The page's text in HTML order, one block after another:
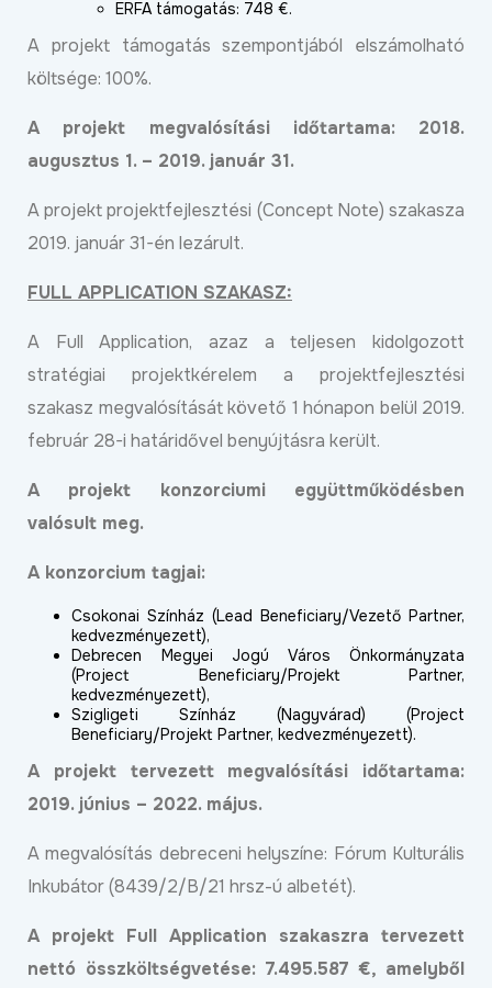
ERFA támogatás: 748 €.
A projekt támogatás szempontjából elszámolható
költsége: 100%.
A projekt megvalósítási időtartama: 2018.
augusztus 1. – 2019. január 31.
A projekt projektfejlesztési (Concept Note) szakasza
2019. január 31-én lezárult.
FULL APPLICATION SZAKASZ:
A Full Application, azaz a teljesen kidolgozott
stratégiai projektkérelem a projektfejlesztési
szakasz megvalósítását követő 1 hónapon belül 2019.
február 28-i határidővel benyújtásra került.
A projekt konzorciumi együttműködésben
valósult meg.
A konzorcium tagjai:
Csokonai Színház (Lead Beneficiary/Vezető Partner,
kedvezményezett),
Debrecen Megyei Jogú Város Önkormányzata
(Project Beneficiary/Projekt Partner,
kedvezményezett),
Szigligeti Színház (Nagyvárad) (Project
Beneficiary/Projekt Partner, kedvezményezett).
A projekt tervezett megvalósítási időtartama:
2019. június – 2022. május.
A megvalósítás debreceni helyszíne: Fórum Kulturális
Inkubátor (8439/2/B/21 hrsz-ú albetét).
A projekt Full Application szakaszra tervezett
nettó összköltségvetése: 7.495.587 €, amelyből